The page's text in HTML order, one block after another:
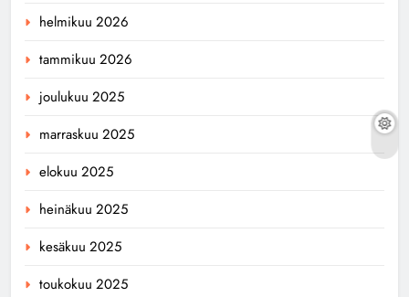
helmikuu 2026
tammikuu 2026
joulukuu 2025
marraskuu 2025
elokuu 2025
heinäkuu 2025
kesäkuu 2025
toukokuu 2025